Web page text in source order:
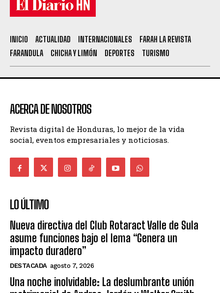
INICIO ACTUALIDAD INTERNACIONALES
FARAH LA REVISTA
FARANDULA
CHICHA Y LIMÓN DEPORTES TURISMO
ACERCA DE NOSOTROS
Revista digital de Honduras, lo mejor de la vida
social, eventos empresariales y noticiosas.
LO ÚLTIMO
Nueva directiva del Club Rotaract Valle de Sula
asume funciones bajo el lema “Genera un
impacto duradero”
DESTACADA agosto 7, 2026
Una noche inolvidable: La deslumbrante unión